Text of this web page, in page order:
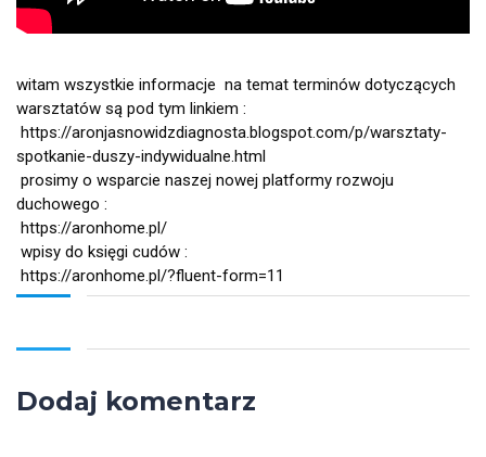
witam wszystkie informacje  na temat terminów dotyczących
warsztatów są pod tym linkiem :
https://aronjasnowidzdiagnosta.blogspot.com/p/warsztaty-
spotkanie-duszy-indywidualne.html
duchowego :
https://aronhome.pl/
wpisy do księgi cudów :
https://aronhome.pl/?fluent-form=11
Dodaj komentarz